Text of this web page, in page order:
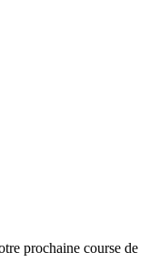
prochaine course de